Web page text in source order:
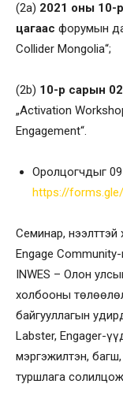
(2а) 2021 оны 10-
цагаас форумын
Collider Mongolia“;
(2b) 10-р сарын
„Activation
Engagement“.
Оролцогчдыг
https://
Семинар, нээлттэй
Engage
INWES – Олон
холбооны
байгууллагын
Labster, Engager-
мэргэжилтэн,
туршлага